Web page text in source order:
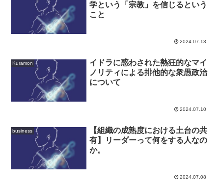
学という「宗教」を信じるという
こと
2024.07.13
Kuramon
イドラに惑わされた熱狂的なマイ
ノリティによる排他的な衆愚政治
について
2024.07.10
business
【組織の成熟度における土台の共
有】リーダーって何をする人なの
か。
2024.07.08